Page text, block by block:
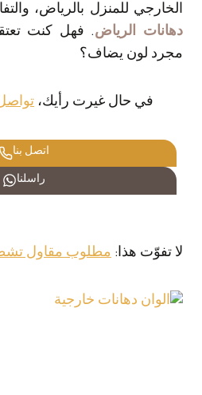
الخارجي للمنزل بالرياض،
دهانات الرياض. فهل كنت
مجرد لون يضاف؟
في حال غيرت رأيك، تواصل
اتصل بنا
راسلنا
لا تفوّت هذا: مطلوب مقاول